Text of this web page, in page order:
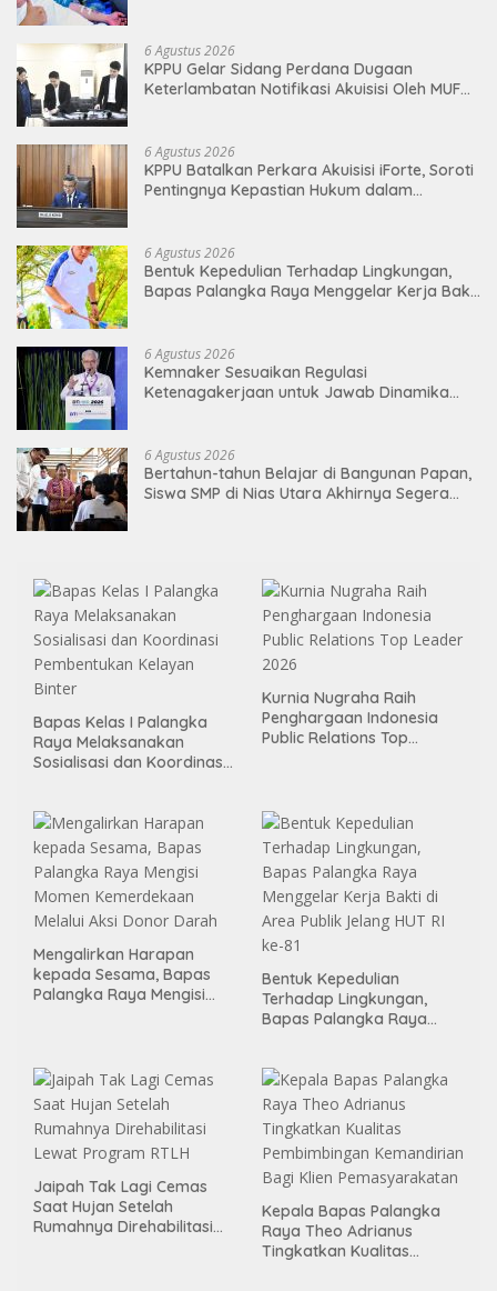
6 Agustus 2026
KPPU Gelar Sidang Perdana Dugaan
Keterlambatan Notifikasi Akuisisi Oleh MUFG
6 Agustus 2026
KPPU Batalkan Perkara Akuisisi iForte, Soroti
Pentingnya Kepastian Hukum dalam
6 Agustus 2026
Bentuk Kepedulian Terhadap Lingkungan,
Bapas Palangka Raya Menggelar Kerja Bakti
6 Agustus 2026
Kemnaker Sesuaikan Regulasi
Ketenagakerjaan untuk Jawab Dinamika
6 Agustus 2026
Bertahun-tahun Belajar di Bangunan Papan,
Siswa SMP di Nias Utara Akhirnya Segera
Bapas Kelas I Palangka
Raya Melaksanakan
Sosialisasi dan Koordinasi
Kurnia Nugraha Raih
Penghargaan Indonesia
Public Relations Top
Mengalirkan Harapan
kepada Sesama, Bapas
Palangka Raya Mengisi
Bentuk Kepedulian
Terhadap Lingkungan,
Bapas Palangka Raya
ke-81
Jaipah Tak Lagi Cemas
Saat Hujan Setelah
Rumahnya Direhabilitasi
Kepala Bapas Palangka
Raya Theo Adrianus
Tingkatkan Kualitas